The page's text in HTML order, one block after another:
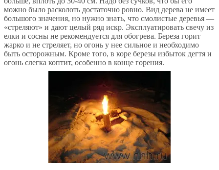
можно было расколоть достаточно ровно. Вид дерева не имеет
большого значения, но нужно знать, что смолистые деревья —
«стреляют» и дают целый ряд искр. Эксплуатировать свечу из
елки и сосны не рекомендуется для обогрева. Береза горит
жарко и не стреляет, но огонь у нее сильное и необходимо
быть осторожным. Кроме того, в коре березы избыток дегтя и
огонь слегка коптит, особенно в конце горения.